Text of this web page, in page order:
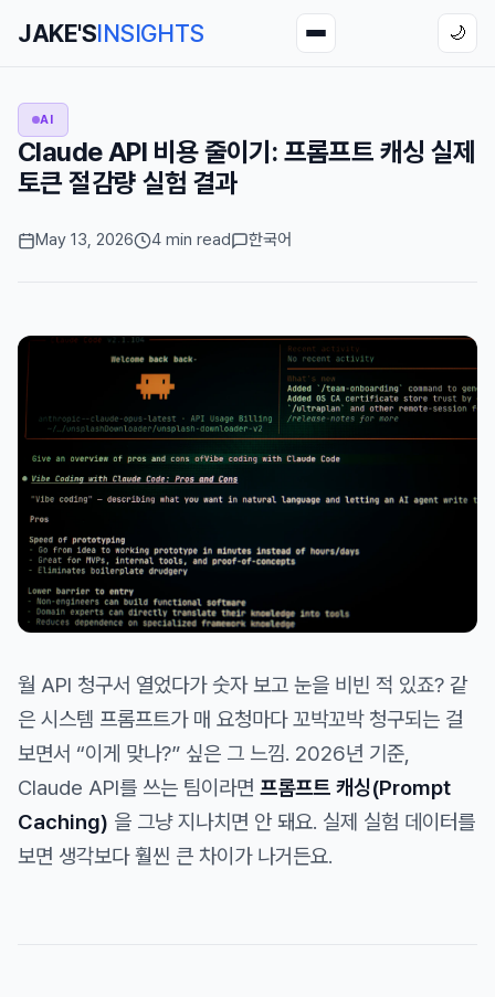
JAKE'SINSIGHTS 🌙
AI
Claude API 비용 줄이기: 프롬프트 캐싱 실제
토큰 절감량 실험 결과
May 13, 2026 4 min read 한국어
월 API 청구서 열었다가 숫자 보고 눈을 비빈 적 있죠? 같
은 시스템 프롬프트가 매 요청마다 꼬박꼬박 청구되는 걸
보면서 “이게 맞나?” 싶은 그 느낌. 2026년 기준,
Claude API를 쓰는 팀이라면 프롬프트 캐싱(Prompt
Caching) 을 그냥 지나치면 안 돼요. 실제 실험 데이터를
보면 생각보다 훨씬 큰 차이가 나거든요.